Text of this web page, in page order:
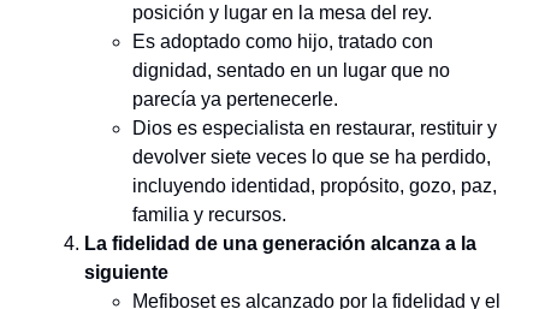
posición y lugar en la mesa del rey.
Es adoptado como hijo, tratado con
dignidad, sentado en un lugar que no
parecía ya pertenecerle.
Dios es especialista en restaurar, restituir y
devolver siete veces lo que se ha perdido,
incluyendo identidad, propósito, gozo, paz,
familia y recursos.
La fidelidad de una generación alcanza a la
siguiente
Mefiboset es alcanzado por la fidelidad y el